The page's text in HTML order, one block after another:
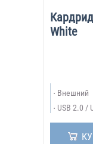
White
Внешний
USB 2.0 /